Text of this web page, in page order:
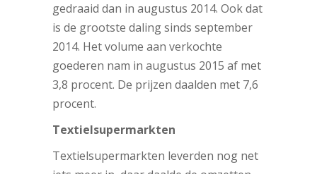
gedraaid dan in augustus 2014. Ook dat
is de grootste daling sinds september
2014. Het volume aan verkochte
goederen nam in augustus 2015 af met
3,8 procent. De prijzen daalden met 7,6
procent.
Textielsupermarkten
Textielsupermarkten leverden nog net